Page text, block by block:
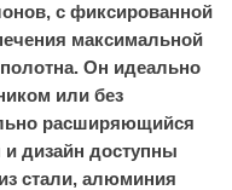
с фиксированной
максимальной
Он идеально
или без
расширяющийся
и дизайн доступны
стали, алюминия